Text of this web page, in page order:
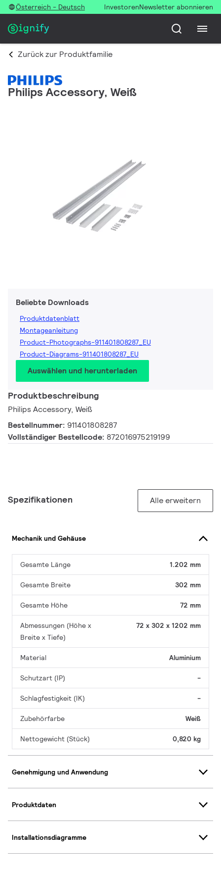
Österreich - Deutsch InvestorenNewsletter abonnieren
Zurück zur Produktfamilie
Philips Accessory, Weiß
Beliebte Downloads
Produktdatenblatt
Montageanleitung
Product-Photographs-911401808287_EU
Product-Diagrams-911401808287_EU
Auswählen und herunterladen
Produktbeschreibung
Philips Accessory, Weiß
Bestellnummer: 911401808287
Vollständiger Bestellcode: 872016975219199
Spezifikationen Alle erweitern
Mechanik und Gehäuse
Gesamte Länge 1.202 mm
Gesamte Breite 302 mm
Gesamte Höhe 72 mm
Abmessungen (Höhe x
Breite x Tiefe)
72 x 302 x 1202 mm
Material Aluminium
Schutzart (IP) -
Schlagfestigkeit (IK) -
Zubehörfarbe Weiß
Nettogewicht (Stück) 0,820 kg
Genehmigung und Anwendung
Produktdaten
Installationsdiagramme